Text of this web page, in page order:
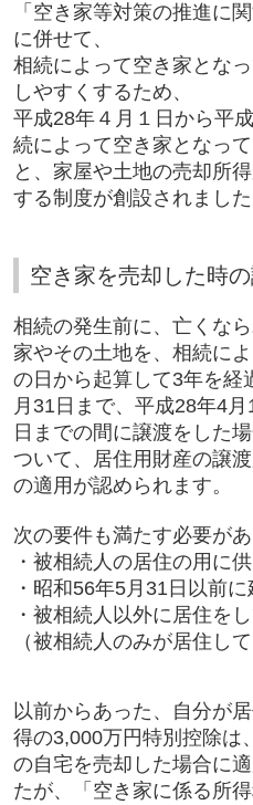
「空き家等対策の推進に
に併せて、
相続によって空き家とな
しやすくするため、
平成28年４月１日から平
続によって空き家となっ
と、家屋や土地の売却所
する制度が創設されました
空き家を売却した時
相続の発生前に、亡くな
家やその土地を、相続に
の日から起算して3年を経
月31日まで、平成28年4
日までの間に譲渡をした
ついて、居住用財産の譲
の適用が認められます。
次の要件も満たす必要があ
・被相続人の居住の用に
・昭和56年5月31日以前
・被相続人以外に居住を
（被相続人のみが居住して
以前からあった、自分が
得の3,000万円特別控除は
の自宅を売却した場合に
たが、「空き家に係る所